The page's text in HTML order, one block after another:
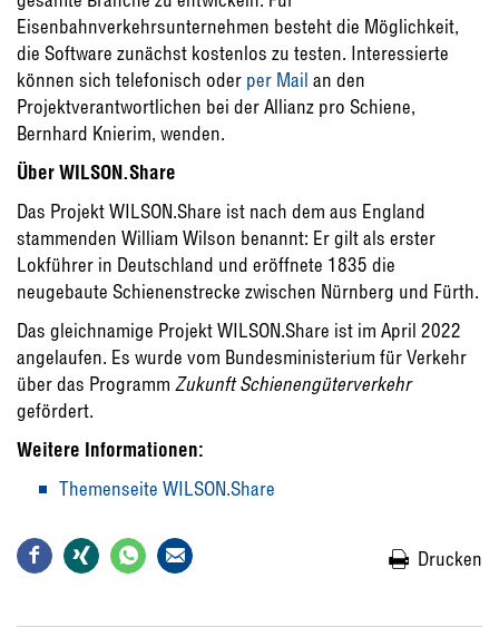
Eisenbahnverkehrsunternehmen besteht die Möglichkeit,
die Software zunächst kostenlos zu testen. Interessierte
können sich telefonisch oder per Mail an den
Projektverantwortlichen bei der Allianz pro Schiene,
Bernhard Knierim, wenden.
Über WILSON.Share
Das Projekt WILSON.Share ist nach dem aus England
stammenden William Wilson benannt: Er gilt als erster
Lokführer in Deutschland und eröffnete 1835 die
neugebaute Schienenstrecke zwischen Nürnberg und Fürth.
Das gleichnamige Projekt WILSON.Share ist im April 2022
angelaufen. Es wurde vom Bundesministerium für Verkehr
über das Programm Zukunft Schienengüterverkehr
gefördert.
Weitere Informationen:
Themenseite WILSON.Share
Drucken